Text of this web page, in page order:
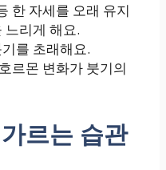
한 자세를 오래 유지
느리게 해요.
를 초래해요.
르몬 변화가 붓기의
르는 습관